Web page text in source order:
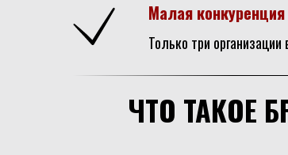
Малая конкуренция
Только три
ЧТО ТАКОЕ